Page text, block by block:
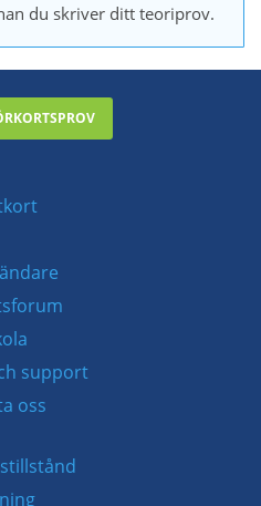
du skriver ditt teoriprov.
support
oss